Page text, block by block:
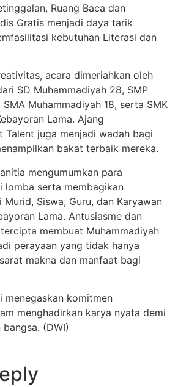
Ruang Baca dan
Gratis menjadi daya tarik
kebutuhan Literasi dan
acara dimeriahkan oleh
SD Muhammadiyah 28, SMP
Muhammadiyah 18, serta SMK
Lama. Ajang
Talent juga menjadi wadah bagi
bakat terbaik mereka.
mengumumkan para
lomba serta membagikan
Siswa, Guru, dan Karyawan
Lama. Antusiasme dan
membuat Muhammadiyah
perayaan yang tidak hanya
makna dan manfaat bagi
menegaskan komitmen
menghadirkan karya nyata demi
(DWI)